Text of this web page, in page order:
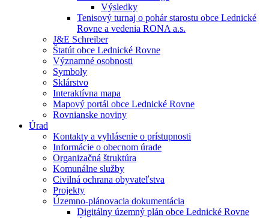
Výsledky
Tenisový turnaj o pohár starostu obce Lednické
Rovne a vedenia RONA a.s.
J&E Schreiber
Štatút obce Lednické Rovne
Významné osobnosti
Symboly
Sklárstvo
Interaktívna mapa
Mapový portál obce Lednické Rovne
Rovnianske noviny
Úrad
Kontakty a vyhlásenie o prístupnosti
Informácie o obecnom úrade
Organizačná štruktúra
Komunálne služby
Civilná ochrana obyvateľstva
Projekty
Územno-plánovacia dokumentácia
Digitálny územný plán obce Lednické Rovne